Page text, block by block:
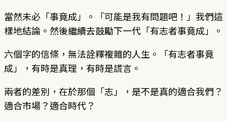
當然未必「事竟成」。「可能是我有問題吧！」我們這
樣地結論。然後繼續去鼓勵下一代「有志者事竟成」。
六個字的信條，無法詮釋複雜的人生。「有志者事竟
成」，有時是真理，有時是謊言。
兩者的差別，在於那個「志」，是不是真的適合我們？
適合市場？適合時代？